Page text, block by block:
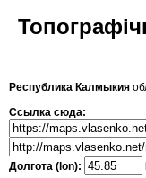
Республика Калмыкия
Ссылка сюда:
Долгота (lon):